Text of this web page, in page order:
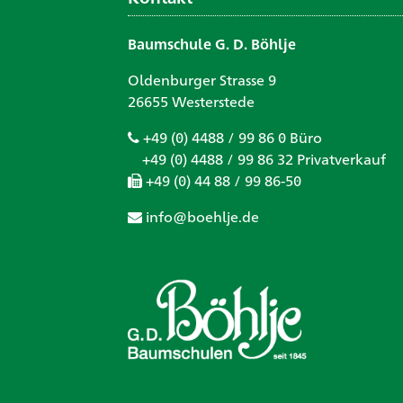
Baumschule G. D. Böhlje
Oldenburger Strasse 9
26655 Westerstede
+49 (0) 4488 / 99 86 0 Büro
+49 (0) 4488 / 99 86 32 Privatverkauf
+49 (0) 44 88 / 99 86-50
info@boehlje.de